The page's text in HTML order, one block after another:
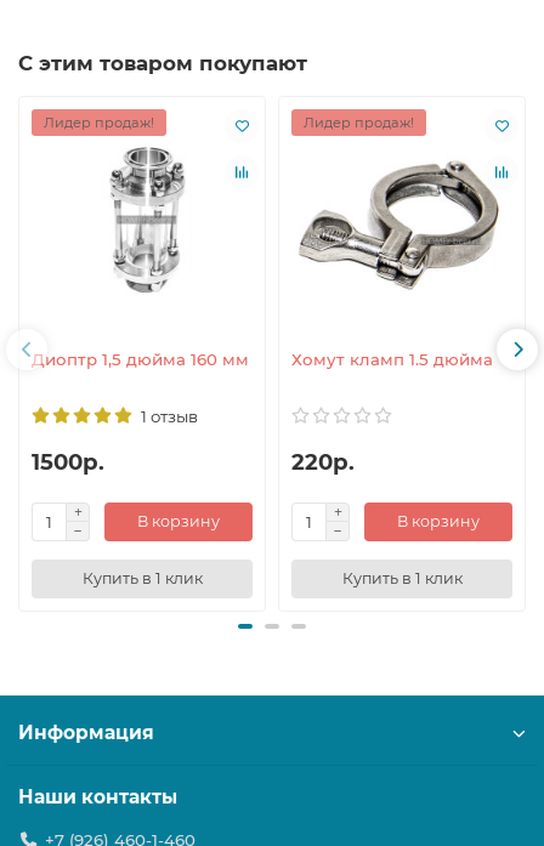
С этим товаром покупают
Лидер продаж!
Диоптр 1,5 дюйма 160 мм
1 отзыв
1500р.
В корзину
Купить в 1 клик
Лидер продаж!
Хомут кламп 1.5 дюйма
220р.
В корзину
Купить в 1 клик
Информация
Наши контакты
+7 (926) 460-1-460